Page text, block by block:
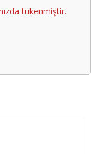
tükenmiştir.